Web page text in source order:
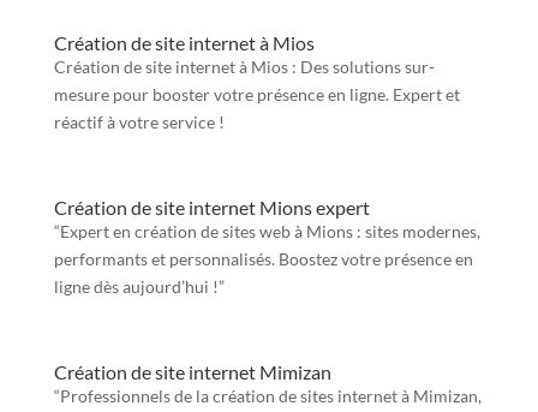
Création de site internet à Mios
Création de site internet à Mios : Des solutions sur-
mesure pour booster votre présence en ligne. Expert et
réactif à votre service !
Création de site internet Mions expert
“Expert en création de sites web à Mions : sites modernes,
performants et personnalisés. Boostez votre présence en
ligne dès aujourd’hui !”
Création de site internet Mimizan
“Professionnels de la création de sites internet à Mimizan,